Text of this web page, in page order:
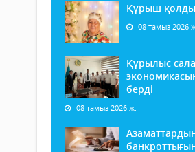
Құрыш
08 тамыз 2026
Құрылыс
берді
08 тамыз 2026 ж.